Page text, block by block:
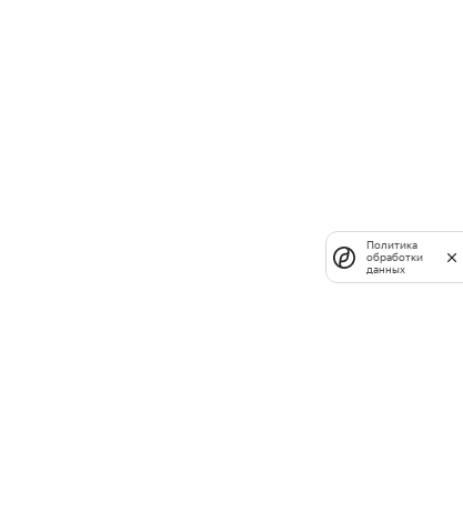
Политика
обработки
данных